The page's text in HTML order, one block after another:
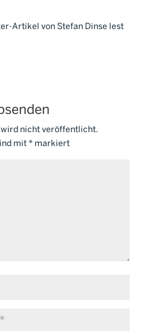
Artikel von Stefan Dinse lest
wird nicht veröffentlicht.
mit *markiert